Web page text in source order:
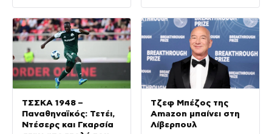
ΤΣΣΚΑ 1948 –
Παναθηναϊκός: Τετέι,
Ντέσερς και Γκαρσία
Τζεφ Μπέζος της
Amazon μπαίνει στη
Λίβερπουλ